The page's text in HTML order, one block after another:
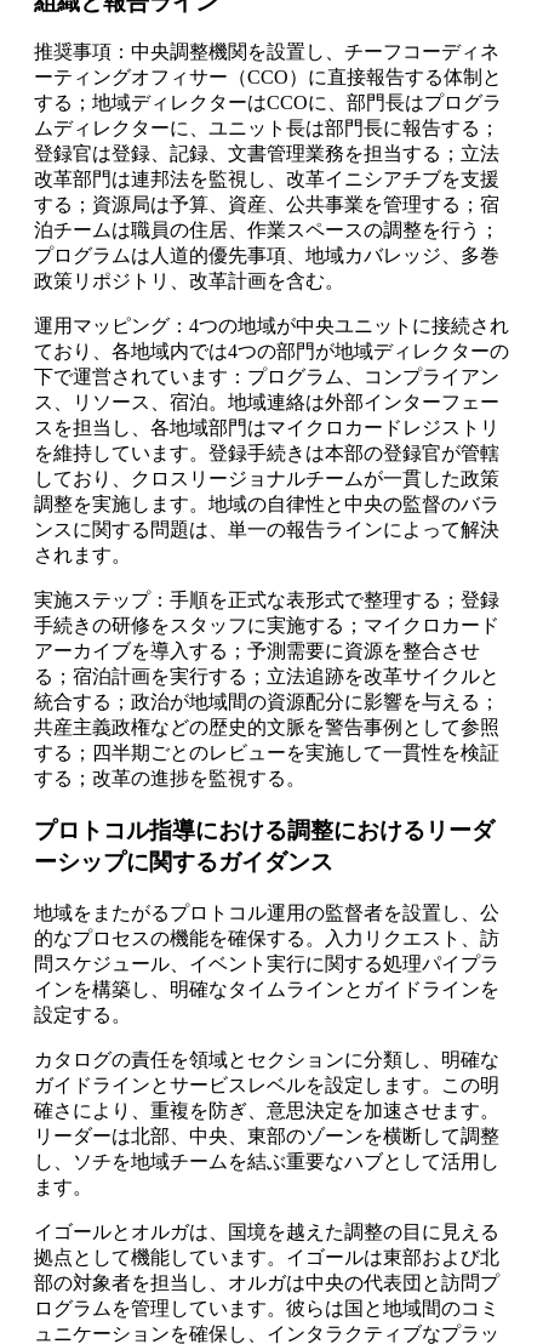
推奨事項：中央調整機関を設置し、チーフコーディネ
ーティングオフィサー（CCO）に直接報告する体制と
する；地域ディレクターはCCOに、部門長はプログラ
ムディレクターに、ユニット長は部門長に報告する；
登録官は登録、記録、文書管理業務を担当する；立法
改革部門は連邦法を監視し、改革イニシアチブを支援
する；資源局は予算、資産、公共事業を管理する；宿
泊チームは職員の住居、作業スペースの調整を行う；
プログラムは人道的優先事項、地域カバレッジ、多巻
政策リポジトリ、改革計画を含む。
運用マッピング：4つの地域が中央ユニットに接続され
ており、各地域内では4つの部門が地域ディレクターの
下で運営されています：プログラム、コンプライアン
ス、リソース、宿泊。地域連絡は外部インターフェー
スを担当し、各地域部門はマイクロカードレジストリ
を維持しています。登録手続きは本部の登録官が管轄
しており、クロスリージョナルチームが一貫した政策
調整を実施します。地域の自律性と中央の監督のバラ
ンスに関する問題は、単一の報告ラインによって解決
されます。
実施ステップ：手順を正式な表形式で整理する；登録
手続きの研修をスタッフに実施する；マイクロカード
アーカイブを導入する；予測需要に資源を整合させ
る；宿泊計画を実行する；立法追跡を改革サイクルと
統合する；政治が地域間の資源配分に影響を与える；
共産主義政権などの歴史的文脈を警告事例として参照
する；四半期ごとのレビューを実施して一貫性を検証
する；改革の進捗を監視する。
プロトコル指導における調整におけるリーダ
ーシップに関するガイダンス
地域をまたがるプロトコル運用の監督者を設置し、公
的なプロセスの機能を確保する。入力リクエスト、訪
問スケジュール、イベント実行に関する処理パイプラ
インを構築し、明確なタイムラインとガイドラインを
設定する。
カタログの責任を領域とセクションに分類し、明確な
ガイドラインとサービスレベルを設定します。この明
確さにより、重複を防ぎ、意思決定を加速させます。
リーダーは北部、中央、東部のゾーンを横断して調整
し、ソチを地域チームを結ぶ重要なハブとして活用し
ます。
イゴールとオルガは、国境を越えた調整の目に見える
拠点として機能しています。イゴールは東部および北
部の対象者を担当し、オルガは中央の代表団と訪問プ
ログラムを管理しています。彼らは国と地域間のコミ
ュニケーションを確保し、インタラクティブなプラッ